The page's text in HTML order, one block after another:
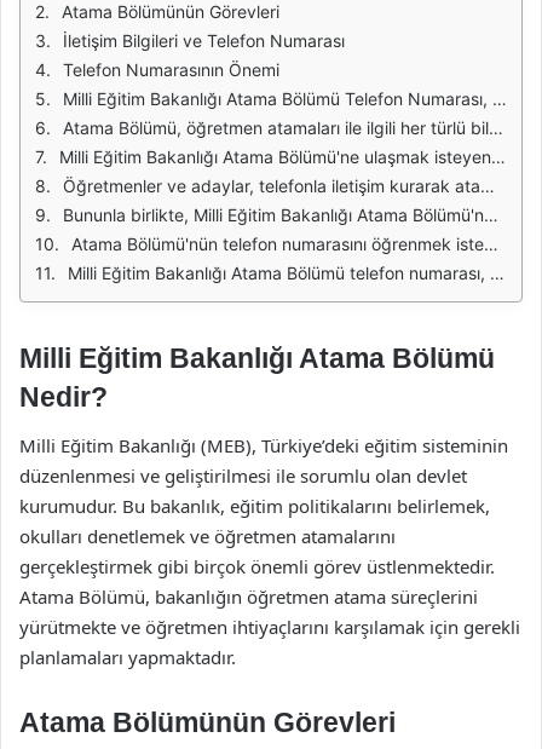
Atama Bölümünün Görevleri
İletişim Bilgileri ve Telefon Numarası
Telefon Numarasının Önemi
Milli Eğitim Bakanlığı Atama Bölümü Telefon Numarası, Türkiye'deki eğitim sistemi içerisinde kritik bir rol oynamaktadır. Bu bölüm, öğretmen atamaları, eğitim kadrosunun düzenlenmesi ve eğitim politikalarının uygulanması ile ilgili önemli görevleri üstlenmektedir. Atama süreci, öğretmenlerin kariyerleri ve eğitim kalitesi açısından büyük bir etki yaratmaktadır. Bu nedenle, Milli Eğitim Bakanlığı Atama Bölümü'nün iletişim bilgileri, öğretmenler ve eğitim camiası için son derece önemlidir.
Atama Bölümü, öğretmen atamaları ile ilgili her türlü bilgi ve desteği sağlamak amacıyla kurulmuştur. Eğitim alanında kariyer hedefleyen bireyler, atama süreci hakkında bilgi almak için bu bölüme başvurmaktadır. Ayrıca, mevcut öğretmenler de atama ve yer değiştirme işlemleri hakkında güncel bilgilere ulaşmak için Atama Bölümü ile iletişime geçmektedir. Bu bağlamda, telefon numarası gibi iletişim bilgileri hayati önem taşımaktadır.
Milli Eğitim Bakanlığı Atama Bölümü'ne ulaşmak isteyenler için telefon numarası, hızlı ve etkili bir iletişim aracı olarak öne çıkmaktadır. Bu iletişim kanalı, bireylerin sorularına yanıt almasını sağlarken, aynı zamanda atama süreci ile ilgili gerekli bilgilere ulaşmalarını da kolaylaştırmaktadır. Eğitim camiası, bu numarayı kullanarak doğrudan Atama Bölümü ile görüşme fırsatına sahip olmaktadır.
Öğretmenler ve adaylar, telefonla iletişim kurarak atama sürecinin detayları üzerinde bilgi edinebilirler. Atama Bölümü, bu telefon aracılığıyla sıkça sorulan sorulara yanıt vermekte ve bireylerin ihtiyaç duyduğu bilgileri sağlamaktadır. Ayrıca, yaşanan sorunlar veya belirsizlikler hakkında da destek sunulmaktadır. Bu durum, eğitim camiasının güvenli bir şekilde yönlendirilmesine olanak tanımaktadır.
Bununla birlikte, Milli Eğitim Bakanlığı Atama Bölümü'nün telefon numarası, yalnızca atama süreci ile ilgili değil, aynı zamanda eğitim politikaları ve uygulamaları hakkında da bilgi almak isteyenler için kullanılabilir. Eğitim sisteminin gelişimi ve iyileştirilmesi adına önemli bilgiler edinmek isteyen herkes, bu iletişim kanalını kullanarak yetkililerle doğrudan iletişim kurabilir.
Atama Bölümü'nün telefon numarasını öğrenmek isteyenler için, bu bilginin nasıl edinileceği de önemlidir. Genellikle Milli Eğitim Bakanlığı'nın resmi web sitesi üzerinden veya eğitim kurumları aracılığıyla bu numaraya ulaşmak mümkündür. Bu sayede, bireyler en güncel ve doğru bilgiye erişim sağlayabilirler.
Milli Eğitim Bakanlığı Atama Bölümü telefon numarası, eğitim alanındaki bireylerin ve öğretmenlerin ihtiyaç duyduğu önemli bir iletişim aracıdır. Bu numara, atama süreci hakkında bilgi edinmek, sorunları çözmek ve eğitim politikaları hakkında güncel bilgiler almak için kullanılmaktadır. Eğitim camiasının bu iletişim kanalını etkin bir şekilde kullanması, eğitim sisteminin daha sağlıklı bir şekilde işlemesine katkı sağlamaktadır.
Milli Eğitim Bakanlığı Atama Bölümü
Nedir?
Milli Eğitim Bakanlığı (MEB), Türkiye’deki eğitim sisteminin
düzenlenmesi ve geliştirilmesi ile sorumlu olan devlet
kurumudur. Bu bakanlık, eğitim politikalarını belirlemek,
okulları denetlemek ve öğretmen atamalarını
gerçekleştirmek gibi birçok önemli görev üstlenmektedir.
Atama Bölümü, bakanlığın öğretmen atama süreçlerini
yürütmekte ve öğretmen ihtiyaçlarını karşılamak için gerekli
planlamaları yapmaktadır.
Atama Bölümünün Görevleri